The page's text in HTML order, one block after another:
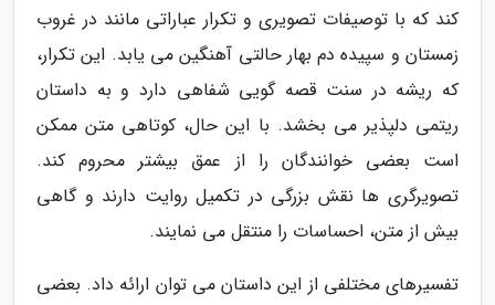
کند که با توصیفات تصویری و تکرار عباراتی مانند در غروب
زمستان و سپیده دم بهار حالتی آهنگین می یابد. این تکرار،
که ریشه در سنت قصه گویی شفاهی دارد و به داستان
ریتمی دلپذیر می بخشد. با این حال، کوتاهی متن ممکن
است بعضی خوانندگان را از عمق بیشتر محروم کند.
تصویرگری ها نقش بزرگی در تکمیل روایت دارند و گاهی
بیش از متن، احساسات را منتقل می نمایند.
تفسیرهای مختلفی از این داستان می توان ارائه داد. بعضی